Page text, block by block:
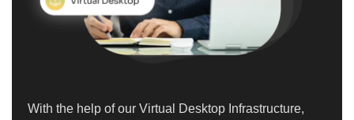
With the help of our Virtual Desktop Infrastructure,